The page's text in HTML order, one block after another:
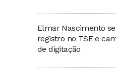
Elmar Nascimento
registro no TSE e
de digitação